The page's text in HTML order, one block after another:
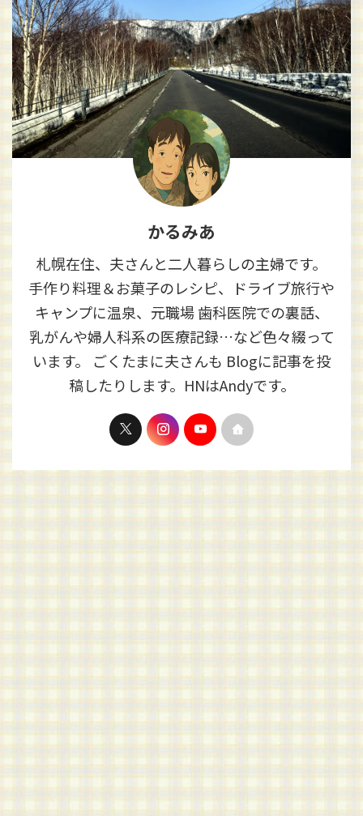
かるみあ
札幌在住、夫さんと二人暮らしの主婦です。
手作り料理＆お菓子のレシピ、ドライブ旅行や
キャンプに温泉、元職場 歯科医院での裏話、
乳がんや婦人科系の医療記録…など色々綴って
います。 ごくたまに夫さんも Blogに記事を投
稿したりします。HNはAndyです。